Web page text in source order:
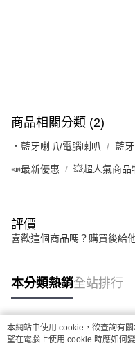
商品相關分類 (2)
．藍牙喇叭/電腦喇叭 藍
📣最新優惠 💥超人氣商品
評價
喜歡這個商品嗎？購買後給
本分類熱銷全站排行
熱門標籤
本網站中使用 cookie，欲查詢有
望在電腦上使用 cookie 時應如何